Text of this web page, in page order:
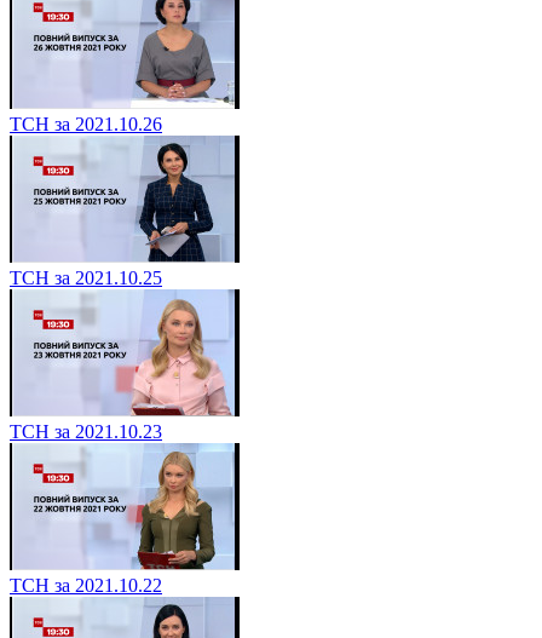
ТСН за 2021.10.26
ТСН за 2021.10.25
ТСН за 2021.10.23
ТСН за 2021.10.22